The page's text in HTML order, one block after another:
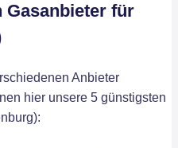
Gasanbieter für
Anbieter
hier unsere 5 günstigsten